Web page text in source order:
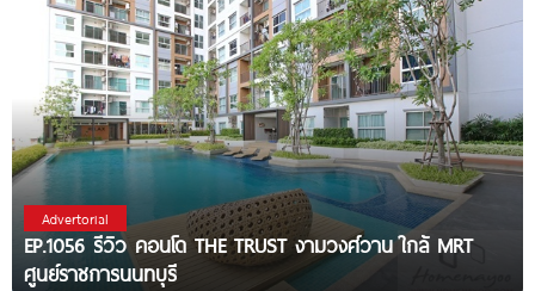
Advertorial
EP.1056 รีวิว คอนโด THE TRUST งามวงศ์วาน ใกล้ MRT
ศูนย์ราชการนนทบุรี